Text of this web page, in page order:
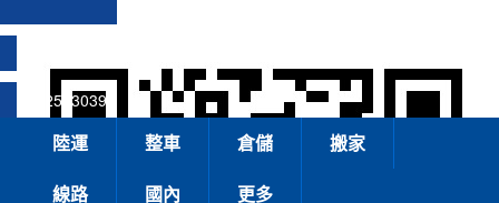
13925830399
陸運 整車 倉儲
搬家
線路
國內 更多